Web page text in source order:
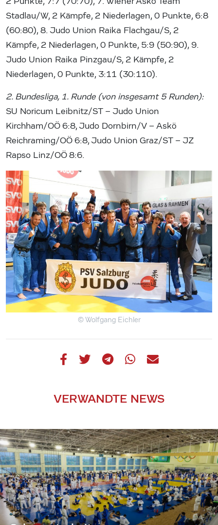
Stadlau/W, 2 Kämpfe, 2 Niederlagen, 0 Punkte, 6:8
(60:80), 8. Judo Union Raika Flachgau/S, 2
Kämpfe, 2 Niederlagen, 0 Punkte, 5:9 (50:90), 9.
Judo Union Raika Pinzgau/S, 2 Kämpfe, 2
Niederlagen, 0 Punkte, 3:11 (30:110).
2. Bundesliga, 1. Runde (von insgesamt 5 Runden):
SU Noricum Leibnitz/ST – Judo Union
Kirchham/OÖ 6:8, Judo Dornbirn/V – Askö
Reichraming/OÖ 6:8, Judo Union Graz/ST – JZ
Rapso Linz/OÖ 8:6.
© Wolfgang Eichler
VERWANDTE NEWS